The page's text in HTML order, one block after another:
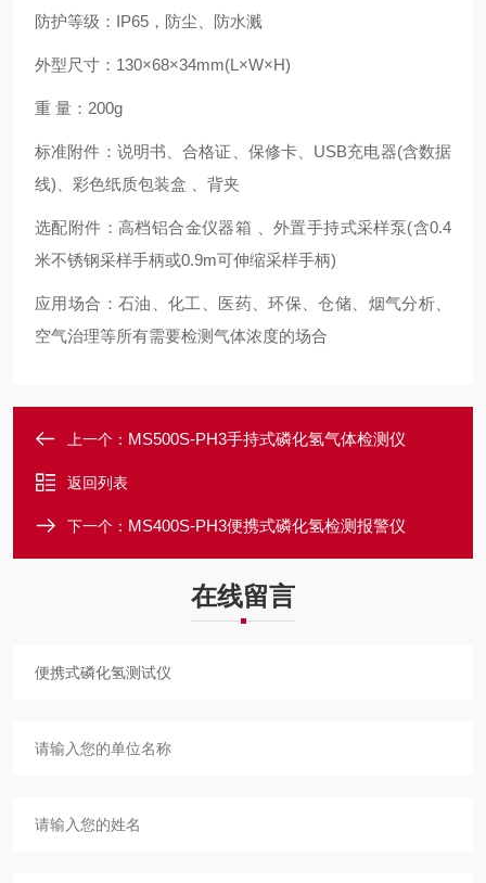
防护等级：IP65，防尘、防水溅
外型尺寸：130×68×34mm(L×W×H)
重 量：200g
标准附件：说明书、合格证、保修卡、USB充电器(含数据
线)、彩色纸质包装盒 、背夹
选配附件：高档铝合金仪器箱 、外置手持式采样泵(含0.4
米不锈钢采样手柄或0.9m可伸缩采样手柄)
应用场合：石油、化工、医药、环保、仓储、烟气分析、
空气治理等所有需要检测气体浓度的场合
上一个： MS500S-PH3手持式磷化氢气体检测仪
返回列表
下一个： MS400S-PH3便携式磷化氢检测报警仪
在线留言